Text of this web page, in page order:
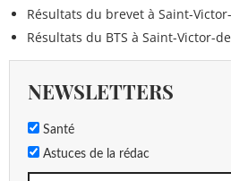
Résultats du brevet à Saint-
Résultats du BTS à Saint-Victor-
NEWSLETTERS
Santé
Astuces de la rédac